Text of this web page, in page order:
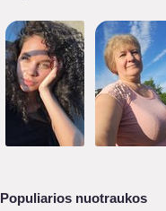
Populiarios nuotraukos